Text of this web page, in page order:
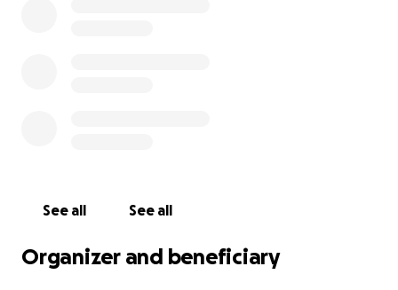
See all See all
Organizer and beneficiary